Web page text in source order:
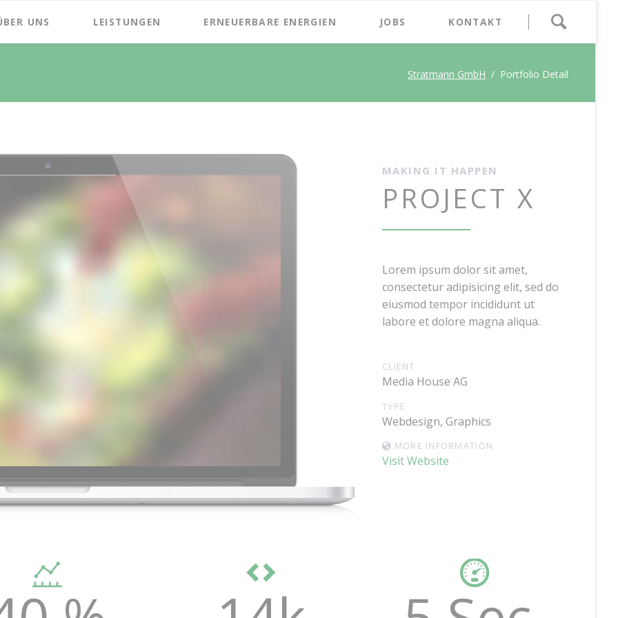
überspringen
UNS LEISTUNGEN ERNEUERBARE ENERGIEN JOBS KONTAKT
Stratmann GmbH Portfolio Detail
MAKING IT HAPPEN
PROJECT X
Lorem ipsum dolor sit amet,
consectetur adipisicing elit, sed do
eiusmod tempor incididunt ut
labore et dolore magna aliqua.
CLIENT
Media House AG
TYPE
Webdesign, Graphics
MORE INFORMATION
Visit Website